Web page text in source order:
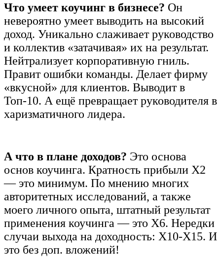
Что умеет коучинг в бизнесе? Он
невероятно умеет выводить на высокий
доход. Уникально слаживает руководство
и коллектив «затачивая» их на результат.
Нейтрализует корпоративную гниль.
Правит ошибки команды. Делает фирму
«вкусной» для клиентов. Выводит в
Топ-10. А ещё превращает руководителя в
харизматичного лидера.
А что в плане доходов? Это основа
основ коучинга. Кратность прибыли Х2
— это минимум. По мнению многих
авторитетных исследований, а также
моего личного опыта, штатный результат
применения коучинга — это Х6. Нередки
случаи выхода на доходность: Х10-Х15. И
это без доп. вложений!